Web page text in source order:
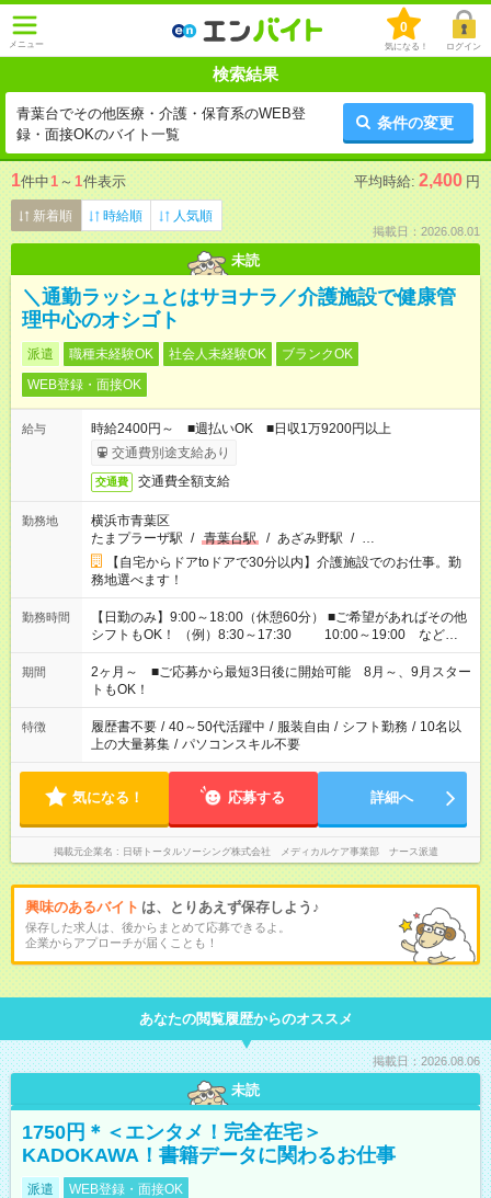
メニュー
0
気になる！ ログイン
検索結果
青葉台でその他医療・介護・保育系のWEB登
録・面接OKのバイト一覧
条件の変更
1件中1 ～ 1件表示 平均時給: 2,400 円
新着順 時給順 人気順
掲載日：2026.08.01
未読
＼通勤ラッシュとはサヨナラ／介護施設で健康管
理中心のオシゴト
派遣 職種未経験OK 社会人未経験OK
ブランクOK
WEB登録・面接OK
給与
時給2400円～ ■週払いOK ■日収1万9200円以上
交通費別途支給あり
交通費 交通費全額支給
勤務地
横浜市青葉区
たまプラーザ駅 / 青葉台駅 / あざみ野駅 / …
【自宅からドアtoドアで30分以内】介護施設でのお仕事。勤
務地選べます！
勤務時間
【日勤のみ】9:00～18:00（休憩60分） ■ご希望があればその他
シフトもOK！ （例）8:30～17:30 10:00～19:00 など
「家族とお休みを合わせたい」 「余裕を持って夕飯の準備がし
たい」 「できれば残業はしたくない」 など、ご希望があれば教
えてくださいね。 ※Wワーク希望の方へ 今ご覧のお仕事で希望
する勤務時間と、もう1つのお仕事の勤務時間。 合計で週40時
間を超える場合は応募できません
期間
2ヶ月～ ■ご応募から最短3日後に開始可能 8月～、9月スター
トもOK！
特徴 履歴書不要 / 40～50代活躍中 / 服装自由 / シフト勤務 / 10名以
上の大量募集 / パソコンスキル不要
気になる！ 応募する 詳細へ
掲載元企業名 日研トータルソーシング株式会社 メディカルケア事業部 ナース派遣
興味のあるバイト は、とりあえず保存しよう♪
保存した求人は、後からまとめて応募できるよ。
企業からアプローチが届くことも！
あなたの閲覧履歴からのオススメ
掲載日：2026.08.06
未読
1750円＊＜エンタメ！完全在宅＞
KADOKAWA！書籍データに関わるお仕事
派遣 WEB登録・面接OK